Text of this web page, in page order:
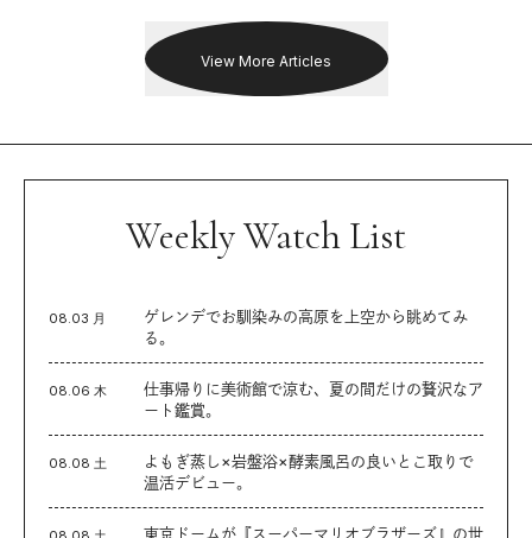
View More Articles
Weekly Watch List
08.03 月
ゲレンデでお馴染みの高原を上空から眺めてみ
る。
08.06 木
仕事帰りに美術館で涼む、夏の間だけの贅沢なア
ート鑑賞。
08.08 土
よもぎ蒸し×岩盤浴×酵素風呂の良いとこ取りで
温活デビュー。
東京ドームが『スーパーマリオブラザーズ』の世